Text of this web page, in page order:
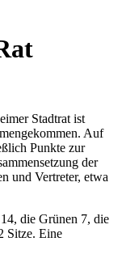
Stadtrat ist
Auf
Punkte zur
der
und Vertreter, etwa
die Grünen 7, die
Sitze. Eine